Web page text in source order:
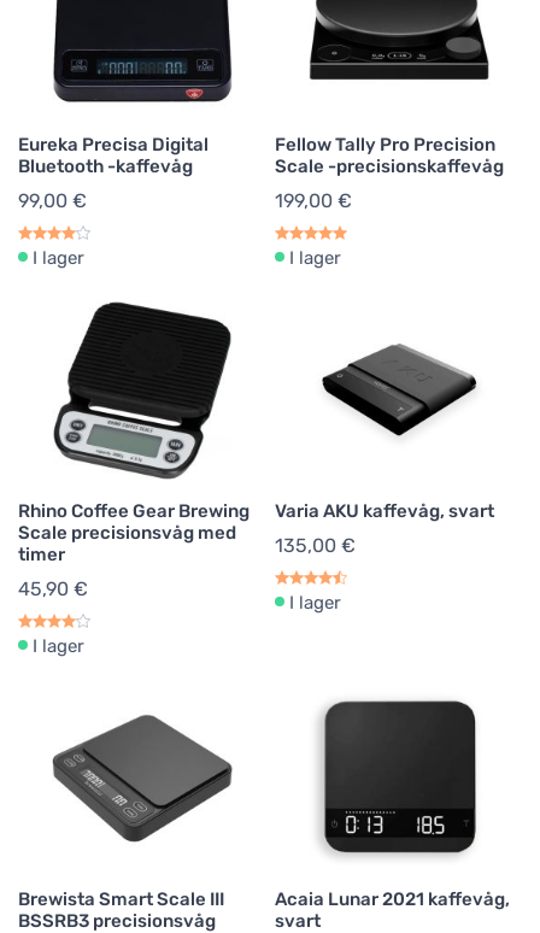
Eureka Precisa Digital
Bluetooth -kaffevåg
99,00 €
I lager
Fellow Tally Pro Precision
Scale -precisionskaffevåg
199,00 €
I lager
Rhino Coffee Gear Brewing
Scale precisionsvåg med
timer
45,90 €
I lager
Varia AKU kaffevåg, svart
135,00 €
I lager
Brewista Smart Scale III
BSSRB3 precisionsvåg
Acaia Lunar 2021 kaffevåg,
svart